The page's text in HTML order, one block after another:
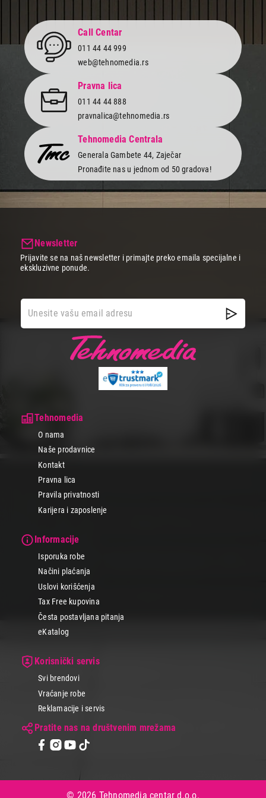
Call Centar
011 44 44 999
web@tehnomedia.rs
Pravna lica
011 44 44 888
pravnalica@tehnomedia.rs
Tehnomedia Centrala
Generala Gambete 44, Zaječar
Pronađite nas u jednom od 50 gradova!
Tehnomedia
O nama
Naše prodavnice
Kontakt
Pravna lica
Pravila privatnosti
Karijera i zaposlenje
Informacije
Isporuka robe
Načini plaćanja
Uslovi korišćenja
Tax Free kupovina
Česta postavljana pitanja
eKatalog
Korisnički servis
Svi brendovi
Vraćanje robe
Reklamacije i servis
Pratite nas na društvenim mrežama
Newsletter
Prijavite se na naš newsletter i primajte preko emaila specijalne i
ekskluzivne ponude.
© 2026 Tehnomedia centar d.o.o.